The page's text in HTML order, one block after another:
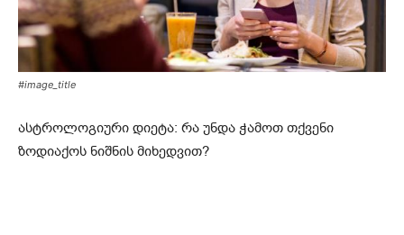
#image_title
ასტროლოგიური დიეტა: რა უნდა ჭამოთ თქვენი
ზოდიაქოს ნიშნის მიხედვით?